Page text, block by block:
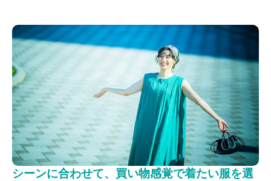
シーンに合わせて、買い物感覚で着たい服を選